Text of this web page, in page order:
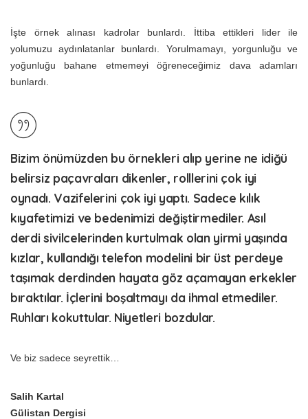
İşte örnek alınası kadrolar bunlardı. İttiba ettikleri lider ile
yolumuzu aydınlatanlar bunlardı. Yorulmamayı, yorgunluğu ve
yoğunluğu bahane etmemeyi öğreneceğimiz dava adamları
bunlardı.
Bizim önümüzden bu örnekleri alıp yerine ne idiğü
belirsiz paçavraları dikenler, rolllerini çok iyi
oynadı. Vazifelerini çok iyi yaptı. Sadece kılık
kıyafetimizi ve bedenimizi değiştirmediler. Asıl
derdi sivilcelerinden kurtulmak olan yirmi yaşında
kızlar, kullandığı telefon modelini bir üst perdeye
taşımak derdinden hayata göz açamayan erkekler
bıraktılar. İçlerini boşaltmayı da ihmal etmediler.
Ruhları kokuttular. Niyetleri bozdular.
Ve biz sadece seyrettik…
Salih Kartal
Gülistan Dergisi